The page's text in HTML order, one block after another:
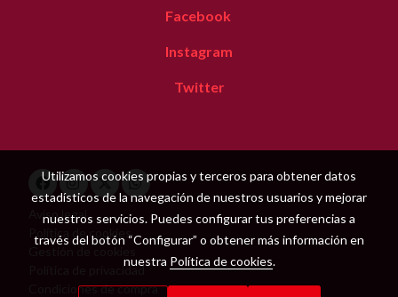
Facebook
Instagram
Twitter
Aviso legal
Política de cookies
Política de privacidad
Condiciones de compra
Utilizamos cookies propias y terceros para obtener datos
estadísticos de la navegación de nuestros usuarios y mejorar
nuestros servicios. Puedes configurar tus preferencias a
través del botón “Configurar” o obtener más información en
nuestra Política de cookies.